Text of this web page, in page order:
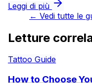
Leggi di più
← Vedi tutte le
Letture
Tattoo Guide
How to Choose